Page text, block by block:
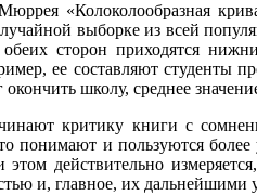
«Колоколообразная
выборке из всей
сторон приходятся
ее составляют студенты
школу, среднее
критику книги с
понимают и пользуются
действительно
и, главное, их дальнейшими